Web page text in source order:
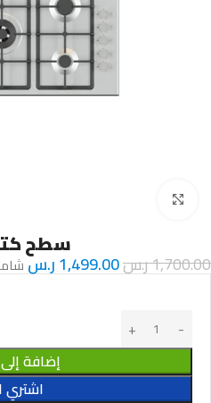
سطح كتشن برو
1,700.00ر.س1,499.00ر.س
إضافة
اشتري